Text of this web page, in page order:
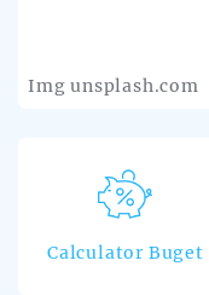
Img unsplash.com
Calculator Buget